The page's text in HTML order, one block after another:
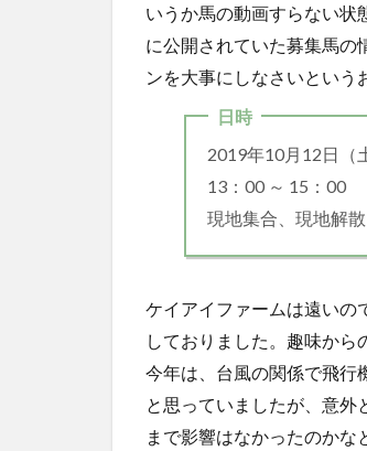
いうか馬の動画すらない状
に公開されていた募集馬の
ンを大事にしなさいという
日時
2019年10月12日（
13：00 ～ 15：00
現地集合、現地解散
ケイアイファームは遠いの
しておりました。趣味から
今年は、台風の関係で飛行
と思っていましたが、意外
まで影響はなかったのかな